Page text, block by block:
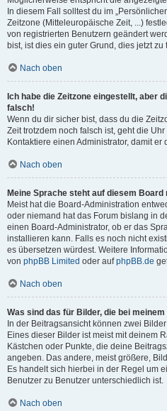
In diesem Fall solltest du im
Zeitzone (Mitteleuropäische Zeit, ...)
von registrierten Benutzern geändert
bist, ist dies ein guter Grund, dies jetzt zu
Nach oben
Ich habe die Zeitzone eingestellt, aber
falsch!
Wenn du dir sicher bist, dass du die
Zeit trotzdem noch falsch ist, geht die
Kontaktiere einen Administrator, damit
Nach oben
Meine Sprache steht auf diesem Board
Meist hat die Board-Administration
oder niemand hat das Forum bislang in
einen Board-Administrator, ob er das
installieren kann. Falls es noch nicht
es übersetzen würdest. Weitere
von phpBB Limited oder aufphpBB.de
Nach oben
Was sind das für Bilder, die bei
In der Beitragsansicht können zwei
Eines dieser Bilder ist meist mit deinem
Kästchen oder Punkte, die deine
angeben. Das andere, meist größere,
Es handelt sich hierbei in der Regel um
Benutzer zu Benutzer unterschiedlich ist.
Nach oben